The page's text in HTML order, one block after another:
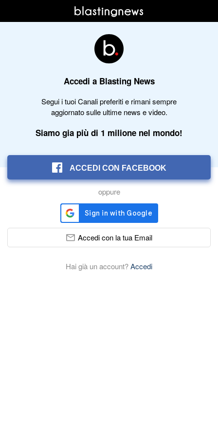
Accedi a Blasting News
Segui i tuoi Canali preferiti e rimani sempre
aggiornato sulle ultime news e video.
Siamo gia più di 1 milione nel mondo!
ACCEDI CON FACEBOOK
oppure
Accedi con la tua Email
Hai già un account?Accedi